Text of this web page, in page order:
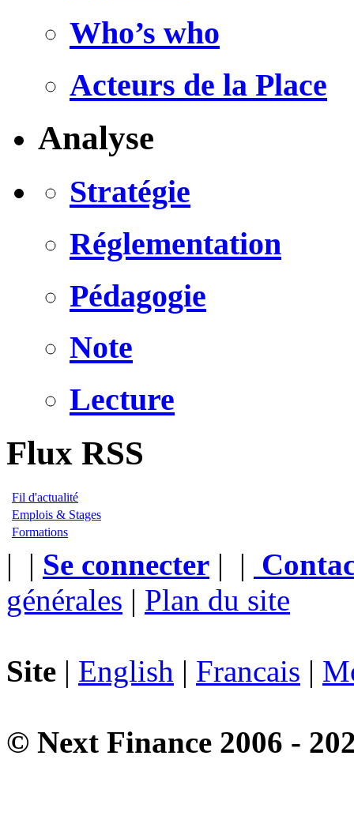
Who’s who
Acteurs de la Place
Analyse
Stratégie
Réglementation
Pédagogie
Note
Lecture
Flux RSS
Fil d'actualité
Emplois & Stages
Formations
| | Se connecter | |
générales | Plan du site
Site | English | Francais |
© Next Finance 2006 -